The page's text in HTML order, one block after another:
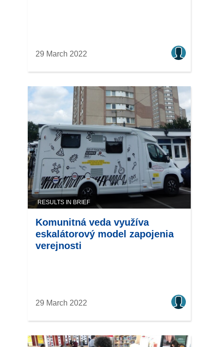
29 March 2022
RESULTS IN BRIEF
Komunitná veda využíva
eskalátorový model zapojenia
verejnosti
29 March 2022